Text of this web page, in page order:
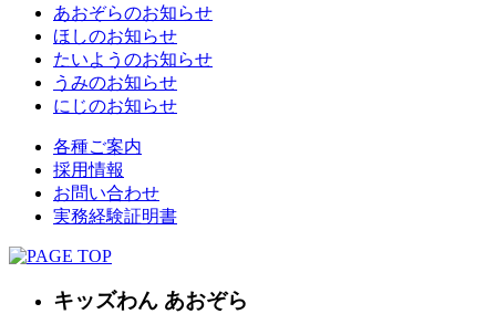
あおぞらのお知らせ
ほしのお知らせ
たいようのお知らせ
うみのお知らせ
にじのお知らせ
各種ご案内
採用情報
お問い合わせ
実務経験証明書
キッズわん あおぞら